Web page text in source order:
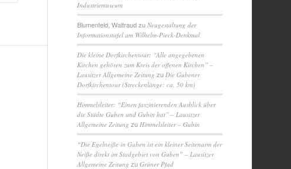
Industriemuseum
Blumenfeld, WaltraudzuNeugestaltung der
Informationstafel am Wilhelm-Pieck-Denkmal
Die kleine Dorfkirchentour: “Alle angegebenen
Kirchen gehören zum Kreis der offenen Kirchen” –
Lausitzer Allgemeine Zeitung zu Die Gubener
Dorfkirchentour (Streckenlänge: ca. 50 km)
Himmelsleiter: “Einen faszinierenden Ausblick über
die Städte Guben und Gubin hat” – Lausitzer
Allgemeine Zeitung zu Himmelsleiter – Gubin
“Die Egelneiße in Guben ist ein kleiner Seitenarm der
Neiße direkt im Stadgebiet von Guben” – Lausitzer
Allgemeine Zeitung zuGrüner Pfad